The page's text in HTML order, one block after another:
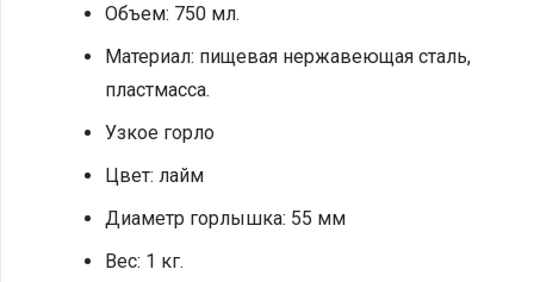
Объем: 750 мл.
Материал: пищевая нержавеющая сталь,
пластмасса.
Узкое горло
Цвет: лайм
Диаметр горлышка: 55 мм
Вес: 1 кг.